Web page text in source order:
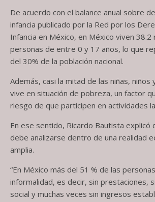
De acuerdo con el balance anual sobre
infancia publicado por la Red por los
Infancia en México, en México viven 38.2
personas de entre 0 y 17 años, lo que
del 30% de la población nacional.
Además, casi la mitad de las niñas, niños
vive en situación de pobreza, un factor
riesgo de que participen en actividades
En ese sentido, Ricardo Bautista explicó
debe analizarse dentro de una realidad
amplia.
“En México más del 51 % de las
informalidad, es decir, sin prestaciones,
social y muchas veces sin ingresos